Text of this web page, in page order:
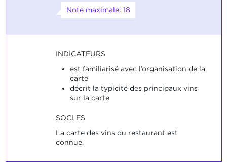
Note maximale: 18
INDICATEURS
est familiarisé avec l’organisation de la
carte
décrit la typicité des principaux vins
sur la carte
SOCLES
La carte des vins du restaurant est
connue.